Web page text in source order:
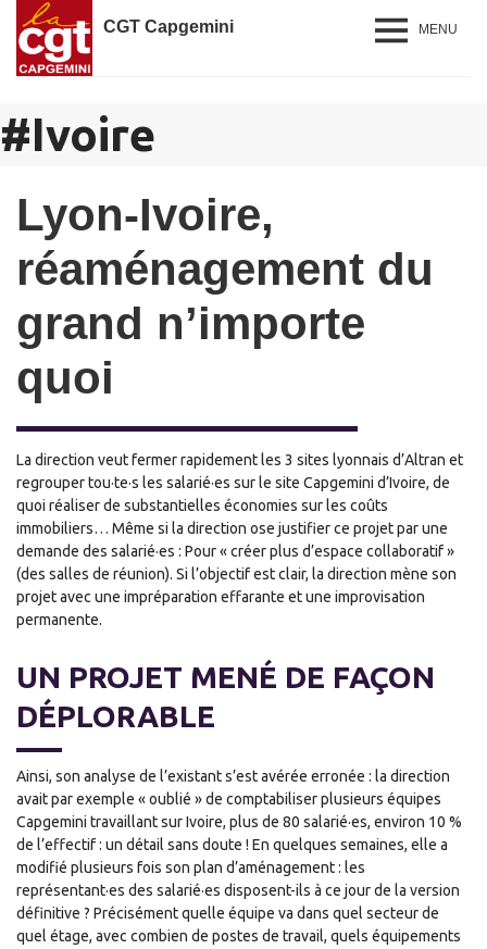
CGT Capgemini MENU
#Ivoire
Lyon-Ivoire,
réaménagement du
grand n’importe
quoi
La direction veut fermer rapidement les 3 sites lyonnais d’Altran et
regrouper tou·te·s les salarié·es sur le site Capgemini d’Ivoire, de
quoi réaliser de substantielles économies sur les coûts
immobiliers… Même si la direction ose justifier ce projet par une
demande des salarié·es : Pour « créer plus d’espace collaboratif »
(des salles de réunion). Si l’objectif est clair, la direction mène son
projet avec une impréparation effarante et une improvisation
permanente.
UN PROJET MENÉ DE FAÇON
DÉPLORABLE
Ainsi, son analyse de l’existant s’est avérée erronée : la direction
avait par exemple « oublié » de comptabiliser plusieurs équipes
Capgemini travaillant sur Ivoire, plus de 80 salarié·es, environ 10 %
de l’effectif : un détail sans doute ! En quelques semaines, elle a
modifié plusieurs fois son plan d’aménagement : les
représentant·es des salarié·es disposent-ils à ce jour de la version
définitive ? Précisément quelle équipe va dans quel secteur de
quel étage, avec combien de postes de travail, quels équipements